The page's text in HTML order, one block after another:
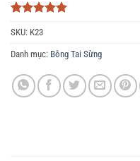
5trên 5
dựa trên
3
đánh giá
SKU: K23
Danh mục: Bông Tai Sừng